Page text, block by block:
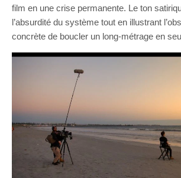
film en une crise permanente. Le ton
l’absurdité du système tout en illustrant
concrète de boucler un long-métrage en